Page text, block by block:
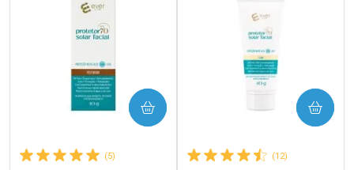
(5)
COMPRAR
(12)
COMPRAR